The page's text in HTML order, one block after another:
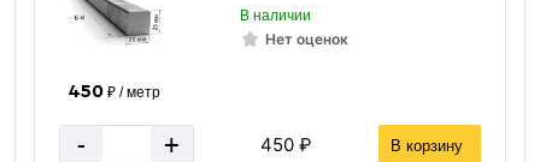
В наличии
Нет оценок
450₽ / метр
- + 450 ₽ В корзину
«В корзину»